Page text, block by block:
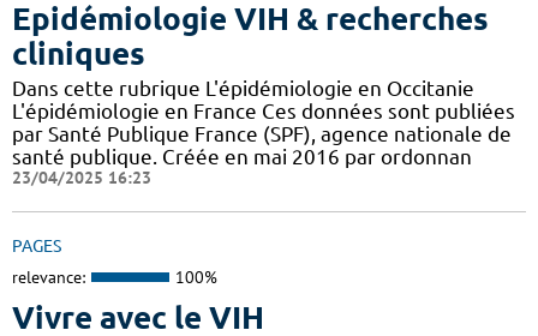
Epidémiologie VIH & recherches
cliniques
Dans cette rubrique L'épidémiologie en Occitanie
L'épidémiologie en France Ces données sont publiées
par Santé Publique France (SPF), agence nationale de
santé publique. Créée en mai 2016 par ordonnan
23/04/2025 16:23
PAGES
relevance: 100%
Vivre avec le VIH